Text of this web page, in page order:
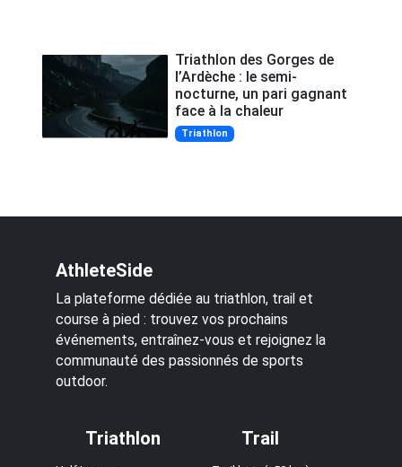
Triathlon des Gorges de
l’Ardèche : le semi-
nocturne, un pari gagnant
face à la chaleur
Triathlon
AthleteSide
La plateforme dédiée au triathlon, trail et
course à pied : trouvez vos prochains
événements, entraînez-vous et rejoignez la
communauté des passionnés de sports
outdoor.
Triathlon Trail